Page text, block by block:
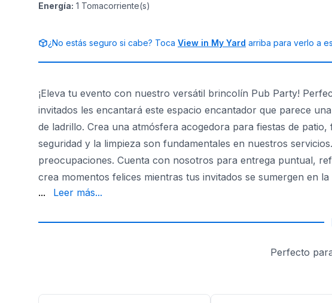
Energía: 1 Tomacorriente(s)
¿No estás seguro si cabe? Toca View in My Yard arriba para verlo a
¡Eleva tu evento con nuestro versátil brincolín Pub Party!
invitados les encantará este espacio encantador que parece
de ladrillo. Crea una atmósfera acogedora para fiestas de
seguridad y la limpieza son fundamentales en nuestros
preocupaciones. Cuenta con nosotros para entrega puntual,
crea momentos felices mientras tus invitados se sumergen en
alegría! Personaliza el tema para que coincida con tu visión, y
... Leer más...
Perfecto